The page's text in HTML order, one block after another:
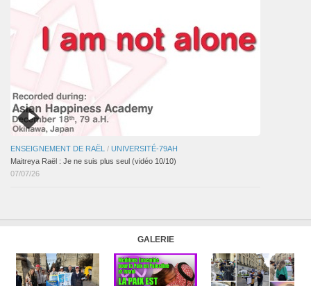
ENSEIGNEMENT DE RAËL / UNIVERSITÉ-79AH
Maitreya Raël : Je ne suis plus seul (vidéo 10/10)
07/07/26
GALERIE